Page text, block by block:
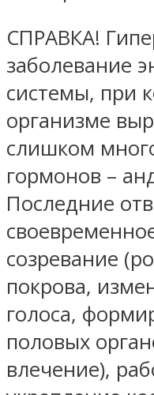
СПРАВКА!
заболевание
системы, при
организме
слишком
гормонов –
Последние
созревание
покрова,
голоса,
половых
влечение),